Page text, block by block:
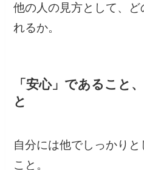
他の人の見方として、
れるか。
「安心」であること
と
自分には他でしっかり
こと。